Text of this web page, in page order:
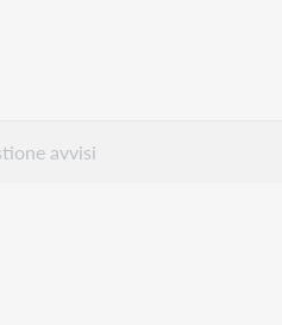
avvisi